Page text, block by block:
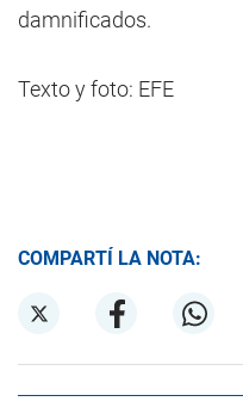
damnificados.
Texto y foto: EFE
COMPARTÍ LA NOTA: